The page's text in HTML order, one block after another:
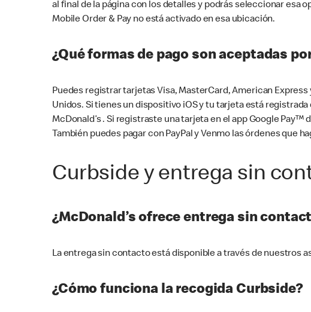
al final de la página con los detalles y podrás seleccionar esa
Mobile Order & Pay no está activado en esa ubicación.
¿Qué formas de pago son aceptadas
Puedes registrar tarjetas Visa, MasterCard, American
Unidos. Si tienes un dispositivo iOS y tu tarjeta está
McDonald’s . Si registraste una tarjeta en el app Google
También puedes pagar con PayPal y Venmo las órdenes que
Curbside y entrega sin
¿McDonald’s ofrece entrega sin
La entrega sin contacto está disponible a través de nuestros
¿Cómo funciona la recogida Curbside?